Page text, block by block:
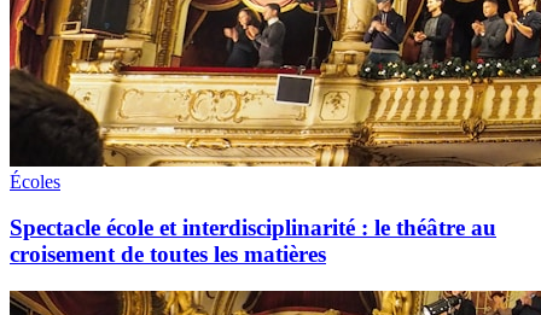
Écoles
Spectacle école et interdisciplinarité : le théâtre au
croisement de toutes les matières